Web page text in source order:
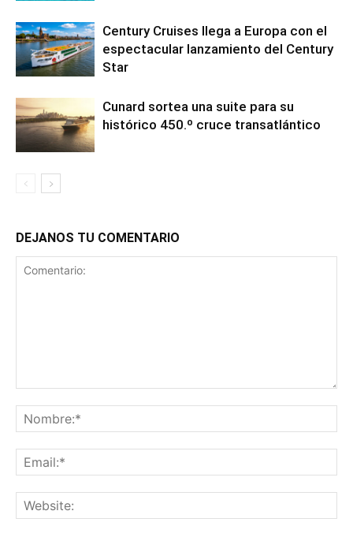
Century Cruises llega a Europa con el
espectacular lanzamiento del Century
Star
Cunard sortea una suite para su
histórico 450.º cruce transatlántico
DEJANOS TU COMENTARIO